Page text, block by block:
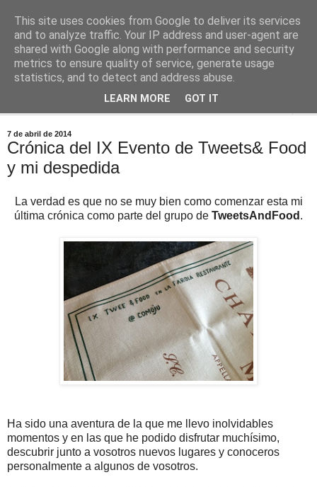
Comoju
La Cocina del Día a Día y el día a día de la Gastronomía
7 de abril de 2014
Crónica del IX Evento de Tweets& Food
y mi despedida
La verdad es que no se muy bien como comenzar esta mi
última crónica como parte del grupo de TweetsAndFood .
Ha sido una aventura de la que me llevo inolvidables
momentos y en las que he podido disfrutar muchísimo,
descubrir junto a vosotros nuevos lugares y conoceros
personalmente a algunos de vosotros.
This site uses cookies from Google to deliver its services
and to analyze traffic. Your IP address and user-agent are
shared with Google along with performance and security
metrics to ensure quality of service, generate usage
statistics, and to detect and address abuse.
LEARN MORE GOT IT